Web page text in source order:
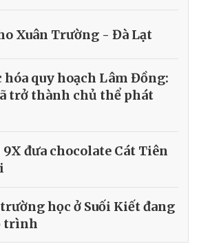
Xuân Trường - Đà Lạt
quy hoạch Lâm Đồng:
trở thành chủ thể phát
9X đưa chocolate Cát Tiên
học ở Suối Kiết đang
trình